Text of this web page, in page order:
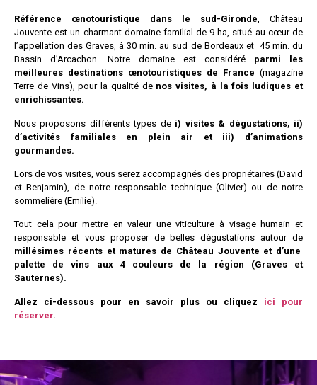
Référence œnotouristique dans le sud-Gironde, Château
Jouvente est un charmant domaine familial de 9 ha, situé au cœur de
l’appellation des Graves, à 30 min. au sud de Bordeaux et 45 min. du
Bassin d’Arcachon. Notre domaine est considéré parmi les
meilleures destinations œnotouristiques de France (magazine
Terre de Vins), pour la qualité de nos visites, à la fois ludiques et
enrichissantes.
Nous proposons différents types de i) visites & dégustations, ii)
d’activités familiales en plein air et iii) d’animations
gourmandes.
Lors de vos visites, vous serez accompagnés des propriétaires (David
et Benjamin), de notre responsable technique (Olivier) ou de notre
sommelière (Emilie).
Tout cela pour mettre en valeur une viticulture à visage humain et
responsable et vous proposer de belles dégustations autour de
millésimes récents et matures de Château Jouvente et d’une
palette de vins aux 4 couleurs de la région (Graves et
Sauternes).
Allez ci-dessous pour en savoir plus ou cliquez ici pour
réserver.